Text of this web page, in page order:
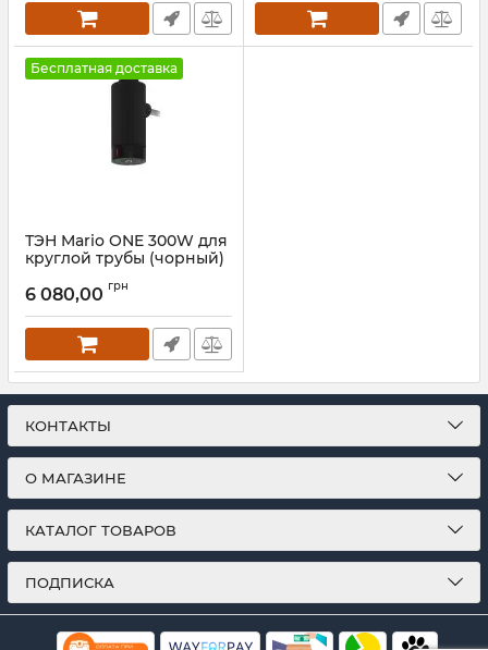
Бесплатная доставка
ТЭН Mario ONE 300W для
круглой трубы (чорный)
Артикул:6.027.047416.BM-BM
6 080,00 грн
КОНТАКТЫ
О МАГАЗИНЕ
КАТАЛОГ ТОВАРОВ
ПОДПИСКА